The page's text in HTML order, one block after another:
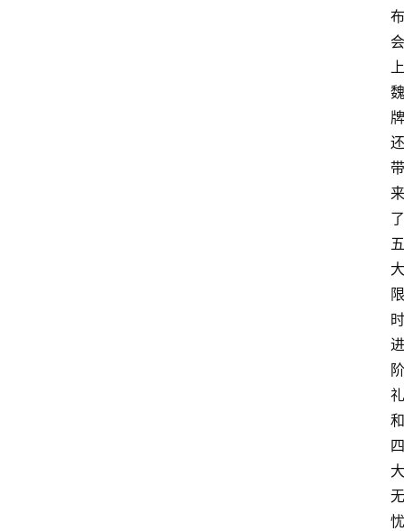
布
会
上
魏
牌
还
带
来
了
五
大
限
时
进
阶
礼
和
四
大
无
忧